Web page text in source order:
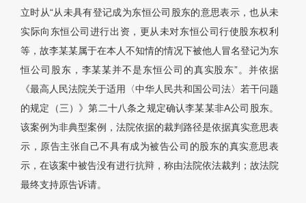
立时从“从未具有登记成为东恒公司股东的意思表示，也从未
实际向东恒公司进行出资，更从未对东恒公司行使股东权利
等，故李某某属于在本人不知情的情况下被他人冒名登记为东
恒公司股东，李某某并不是东恒公司的真实股东”。并依据
《最高人民法院关于适用〈中华人民共和国公司法〉若干问题
的规定（三）》第二十八条之规定确认李某某非A公司股东。
该案例为非典型案例，法院依据的裁判路径是依据真实意思表
示，原告主张自己不具有成为被告公司的股东的真实意思表
示，在该案中被告没有进行抗辩，称由法院依法裁判；故法院
最终支持原告诉请。